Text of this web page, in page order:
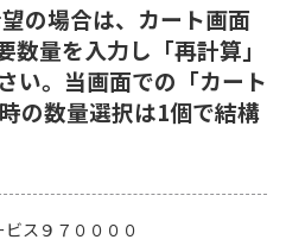
の場合は、カート画面
量を入力し「再計算」
い。当画面での「カート
の数量選択は1個で結構
ビス９７００００